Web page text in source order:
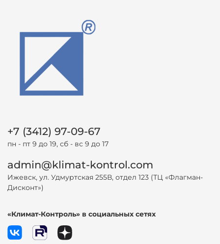
+7 (3412) 97-09-67
пн - пт 9 до 19, сб - вс 9 до 17
admin@klimat-kontrol.com
Ижевск, ул. Удмуртская 255В, отдел 123 (ТЦ «Флагман-
Дисконт»)
«Климат-Контроль» в социальных сетях